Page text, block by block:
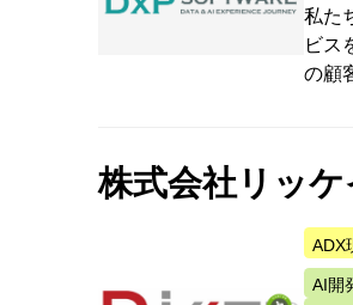
私た
ビス
の顧
株式会社リッケ
ADX
AI開